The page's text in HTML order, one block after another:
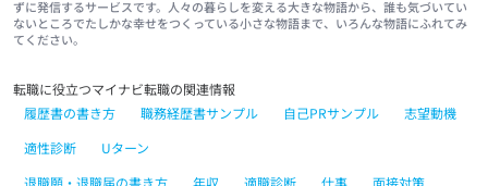
ずに発信するサービスです。人々の暮らしを変える大きな物語から、誰も気づいてい
ないところでたしかな幸せをつくっている小さな物語まで、いろんな物語にふれてみ
てください。
転職に役立つマイナビ転職の関連情報
履歴書の書き方
職務経歴書サンプル 自己PRサンプル
志望動機
適性診断
Uターン
退職願・退職届の書き方
年収 適職診断 仕事 面接対策